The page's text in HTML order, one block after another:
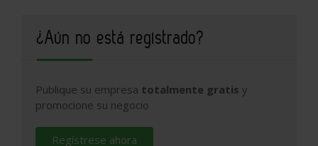
¿Aún no está registrado?
Publique su empresa totalmente gratis y
promocione su negocio
Regístrese ahora